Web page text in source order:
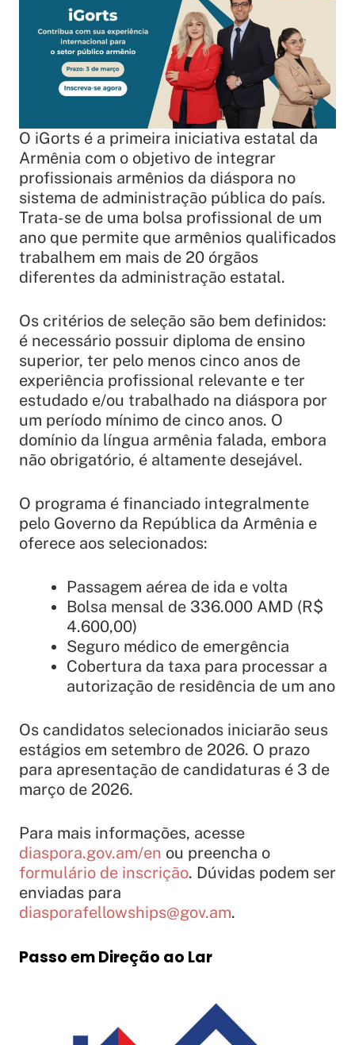
O iGorts é a primeira iniciativa estatal da
Armênia com o objetivo de integrar
profissionais armênios da diáspora no
sistema de administração pública do país.
Trata-se de uma bolsa profissional de um
ano que permite que armênios qualificados
trabalhem em mais de 20 órgãos
diferentes da administração estatal.
Os critérios de seleção são bem definidos:
é necessário possuir diploma de ensino
superior, ter pelo menos cinco anos de
experiência profissional relevante e ter
estudado e/ou trabalhado na diáspora por
um período mínimo de cinco anos. O
domínio da língua armênia falada, embora
não obrigatório, é altamente desejável.
O programa é financiado integralmente
pelo Governo da República da Armênia e
oferece aos selecionados:
Passagem aérea de ida e volta
Bolsa mensal de 336.000 AMD (R$
4.600,00)
Seguro médico de emergência
Cobertura da taxa para processar a
autorização de residência de um ano
Os candidatos selecionados iniciarão seus
estágios em setembro de 2026. O prazo
para apresentação de candidaturas é 3 de
março de 2026.
Para mais informações, acesse
diaspora.gov.am/en ou preencha o
formulário de inscrição. Dúvidas podem ser
enviadas para
diasporafellowships@gov.am.
Passo em Direção ao Lar